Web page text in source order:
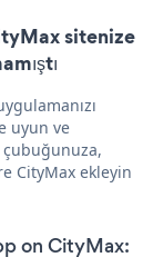
sitenize
uyun ve
çubuğunuza,
CityMax ekleyin
on CityMax: